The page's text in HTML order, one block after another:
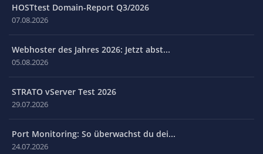
HOSTtest Domain-Report Q3/2026
07.08.2026
Webhoster des Jahres 2026: Jetzt abst...
05.08.2026
STRATO vServer Test 2026
29.07.2026
Port Monitoring: So überwachst du dei...
24.07.2026